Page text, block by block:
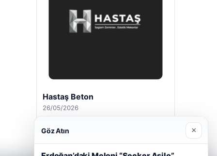
Hastaş Beton
26/05/2026
Göz Atın ×